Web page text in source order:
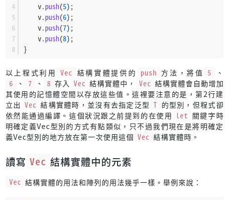
    v.
push(5);
    v.
push(6);
    v.
push(7);
    v.
push(8);
}
以上程式利用 Vec 結構實體提供的 push 方法，將值 5
、
6
、 7 、 8 存入 Vec 結構實體中， Vec 結構實體會自動增加
其使用的記憶體空間以存放這些值。這裡要注意的是，第2行建
立出 Vec 結構實體時，並沒有去指定泛型 T 的型別，但程式卻
依然能通過編譯。這個狀況跟之前提到的在使用 let 關鍵字時
明確定義Vec型別的方式有點類似，只不過我們現在是將明確定
義Vec型別的地方放在第一次使用這個 Vec 結構實體時。
讀寫 Vec 結構實體中的元素
Vec 結構實體的用法和陣列的用法幾乎一樣。舉例來說：